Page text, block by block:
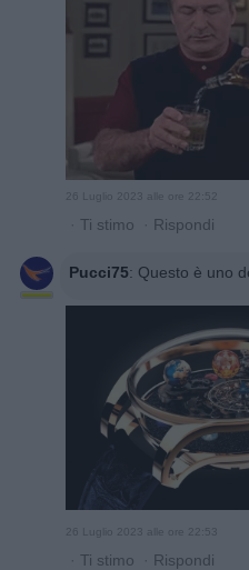
· Ti stimo · Rispondi
Pucci75: Questo è uno
· Ti stimo · Rispondi